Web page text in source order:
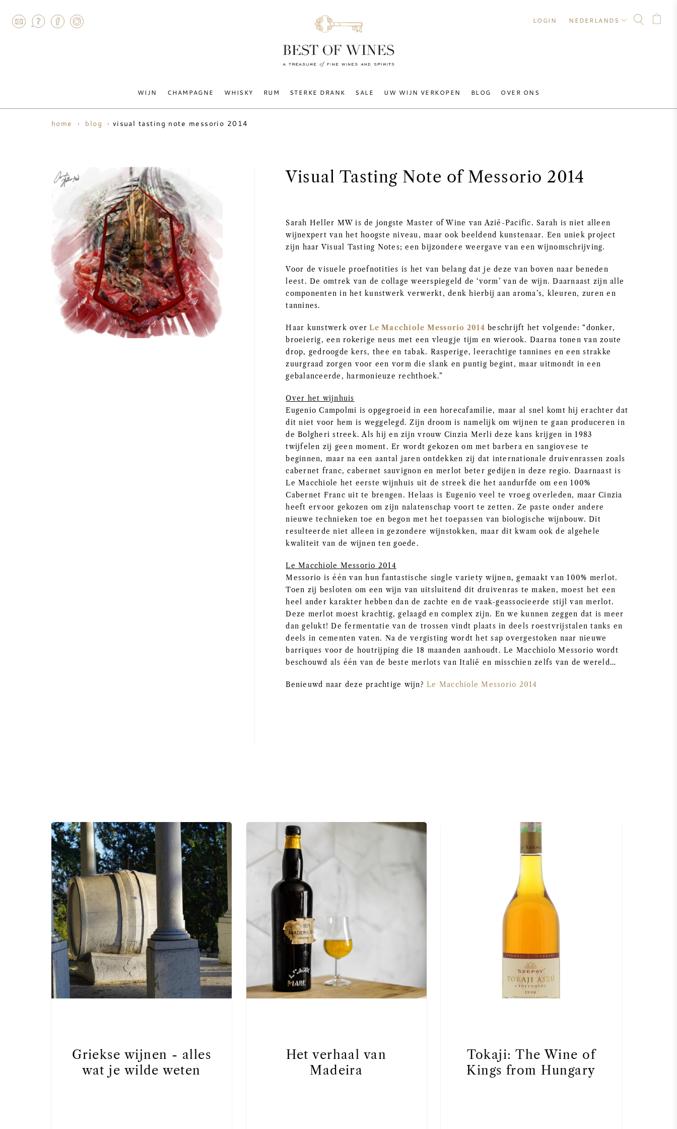
WIJN CHAMPAGNE WHISKY RUM STERKE DRANK SALE UW WIJN VERKOPEN BLOG OVER ONS
LOGIN NEDERLANDS
home blog visual tasting note messorio 2014
Visual Tasting Note of Messorio 2014
Sarah Heller MW is de jongste Master of Wine van Azië-Pacific. Sarah is niet alleen
wijnexpert van het hoogste niveau, maar ook beeldend kunstenaar. Een uniek project
zijn haar Visual Tasting Notes; een bijzondere weergave van een wijnomschrijving.
Voor de visuele proefnotities is het van belang dat je deze van boven naar beneden
leest. De omtrek van de collage weerspiegeld de ‘vorm’ van de wijn. Daarnaast zijn alle
componenten in het kunstwerk verwerkt, denk hierbij aan aroma’s, kleuren, zuren en
tannines.
Haar kunstwerk over Le Macchiole Messorio 2014 beschrijft het volgende: “donker,
broeierig, een rokerige neus met een vleugje tijm en wierook. Daarna tonen van zoute
drop, gedroogde kers, thee en tabak. Rasperige, leerachtige tannines en een strakke
zuurgraad zorgen voor een vorm die slank en puntig begint, maar uitmondt in een
gebalanceerde, harmonieuze rechthoek.”
Over het wijnhuis
Eugenio Campolmi is opgegroeid in een horecafamilie, maar al snel komt hij erachter dat
dit niet voor hem is weggelegd. Zijn droom is namelijk om wijnen te gaan produceren in
de Bolgheri streek. Als hij en zijn vrouw Cinzia Merli deze kans krijgen in 1983
twijfelen zij geen moment. Er wordt gekozen om met barbera en sangiovese te
beginnen, maar na een aantal jaren ontdekken zij dat internationale druivenrassen zoals
cabernet franc, cabernet sauvignon en merlot beter gedijen in deze regio. Daarnaast is
Le Macchiole het eerste wijnhuis uit de streek die het aandurfde om een 100%
Cabernet Franc uit te brengen. Helaas is Eugenio veel te vroeg overleden, maar Cinzia
heeft ervoor gekozen om zijn nalatenschap voort te zetten. Ze paste onder andere
nieuwe technieken toe en begon met het toepassen van biologische wijnbouw. Dit
resulteerde niet alleen in gezondere wijnstokken, maar dit kwam ook de algehele
kwaliteit van de wijnen ten goede.
Le Macchiole Messorio 2014
Messorio is één van hun fantastische single variety wijnen, gemaakt van 100% merlot.
Toen zij besloten om een wijn van uitsluitend dit druivenras te maken, moest het een
heel ander karakter hebben dan de zachte en de vaak-geassocieerde stijl van merlot.
Deze merlot moest krachtig, gelaagd en complex zijn. En we kunnen zeggen dat is meer
dan gelukt! De fermentatie van de trossen vindt plaats in deels roestvrijstalen tanks en
deels in cementen vaten. Na de vergisting wordt het sap overgestoken naar nieuwe
barriques voor de houtrijping die 18 maanden aanhoudt. Le Macchiolo Messorio wordt
beschouwd als één van de beste merlots van Italië en misschien zelfs van de wereld…
Benieuwd naar deze prachtige wijn?Le Macchiole Messorio 2014
Griekse wijnen - alles
wat je wilde weten
Het verhaal van
Madeira
Tokaji: The Wine of
Kings from Hungary